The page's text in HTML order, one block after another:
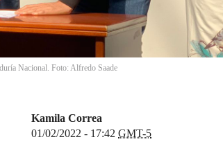
Nacional. Foto: Alfredo Saade
Kamila Correa
01/02/2022 - 17:42 GMT-5